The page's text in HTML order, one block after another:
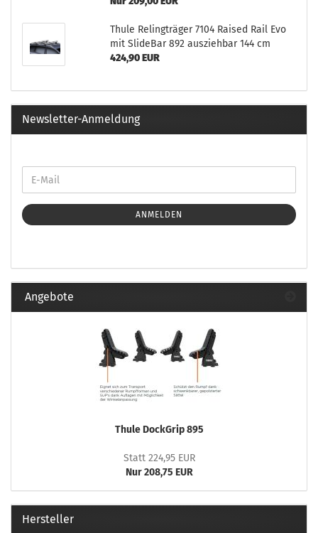
Thule Relingträger 7104 Raised Rail Evo
mit SlideBar 892 ausziehbar 144 cm
424,90 EUR
Newsletter-Anmeldung
ANMELDEN
Angebote
Thule DockGrip 895
Statt 224,95 EUR
Nur 208,75 EUR
Hersteller